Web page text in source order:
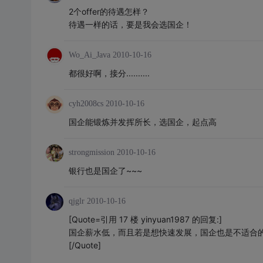
2个offer的待遇怎样？
待遇一样的话，要是我会选国企！
Wo_Ai_Java 2010-10-16
都很好啊，接分..........
cyh2008cs 2010-10-16
国企能锻炼并发挥所长，选国企，起点高
strongmission 2010-10-16
银行也是国企了~~~
qjglr 2010-10-16
[Quote=引用 17 楼 yinyuan1987 的回复:]
国企薪水低，而且若是想快速发展，国企也是不适合
[/Quote]